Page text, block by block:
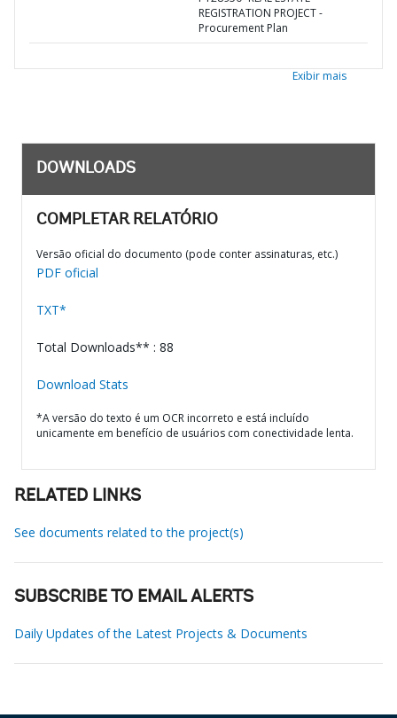
REGISTRATION PROJECT -
Procurement Plan
Exibir mais
DOWNLOADS
COMPLETAR RELATÓRIO
Versão oficial do documento (pode conter assinaturas, etc.)
PDF oficial
TXT*
Total Downloads** : 88
Download Stats
*A versão do texto é um OCR incorreto e está incluído
unicamente em benefício de usuários com conectividade lenta.
RELATED LINKS
See documents related to the project(s)
SUBSCRIBE TO EMAIL ALERTS
Daily Updates of the Latest Projects & Documents